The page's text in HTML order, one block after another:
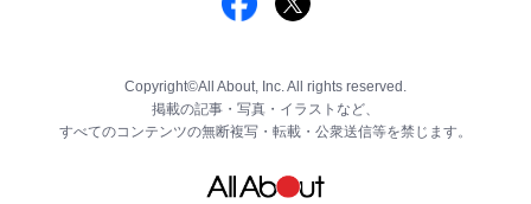
Copyright©All About, Inc. All rights reserved.
掲載の記事・写真・イラストなど、
すべてのコンテンツの無断複写・転載・公衆送信等を禁じます。